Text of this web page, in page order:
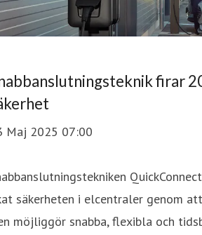
firar
Maj 2025 07:00
säkerheten i elcentraler genom
möjliggör snabba, flexibla och